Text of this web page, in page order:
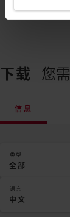
下载 您
信息
类型
全部
语言
中文